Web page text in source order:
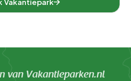
van Vakantieparken.nl